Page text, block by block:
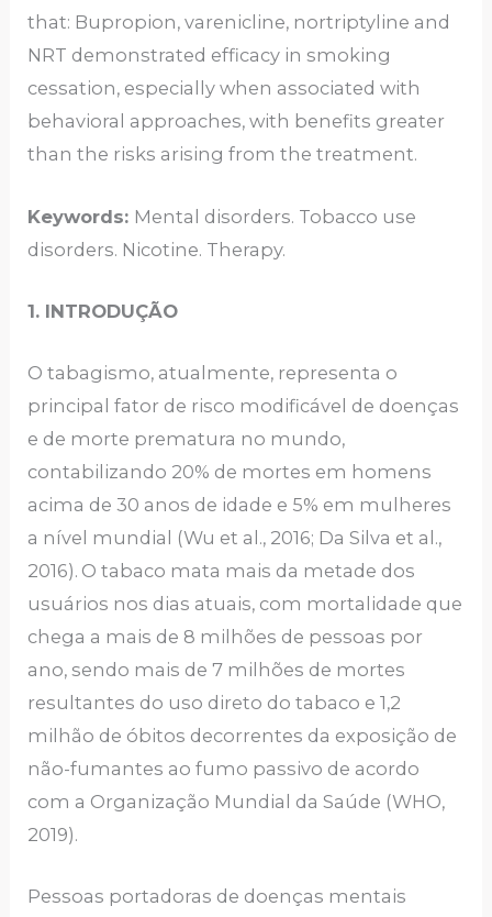
that: Bupropion, varenicline, nortriptyline and
NRT demonstrated efficacy in smoking
cessation, especially when associated with
behavioral approaches, with benefits greater
than the risks arising from the treatment.
Keywords: Mental disorders. Tobacco use
disorders. Nicotine. Therapy.
1. INTRODUÇÃO
O tabagismo, atualmente, representa o
principal fator de risco modificável de doenças
e de morte prematura no mundo,
contabilizando 20% de mortes em homens
acima de 30 anos de idade e 5% em mulheres
a nível mundial (Wu et al., 2016; Da Silva et al.,
2016). O tabaco mata mais da metade dos
usuários nos dias atuais, com mortalidade que
chega a mais de 8 milhões de pessoas por
ano, sendo mais de 7 milhões de mortes
resultantes do uso direto do tabaco e 1,2
milhão de óbitos decorrentes da exposição de
não-fumantes ao fumo passivo de acordo
com a Organização Mundial da Saúde (WHO,
2019).
Pessoas portadoras de doenças mentais